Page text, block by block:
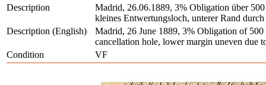
Description
Madrid, 26.06.1889, 3% Obligation über
kleines Entwertungsloch, unterer Rand
Description (English)
Madrid, 26 June 1889, 3% Obligation of 500
cancellation hole, lower margin uneven due
Condition
VF